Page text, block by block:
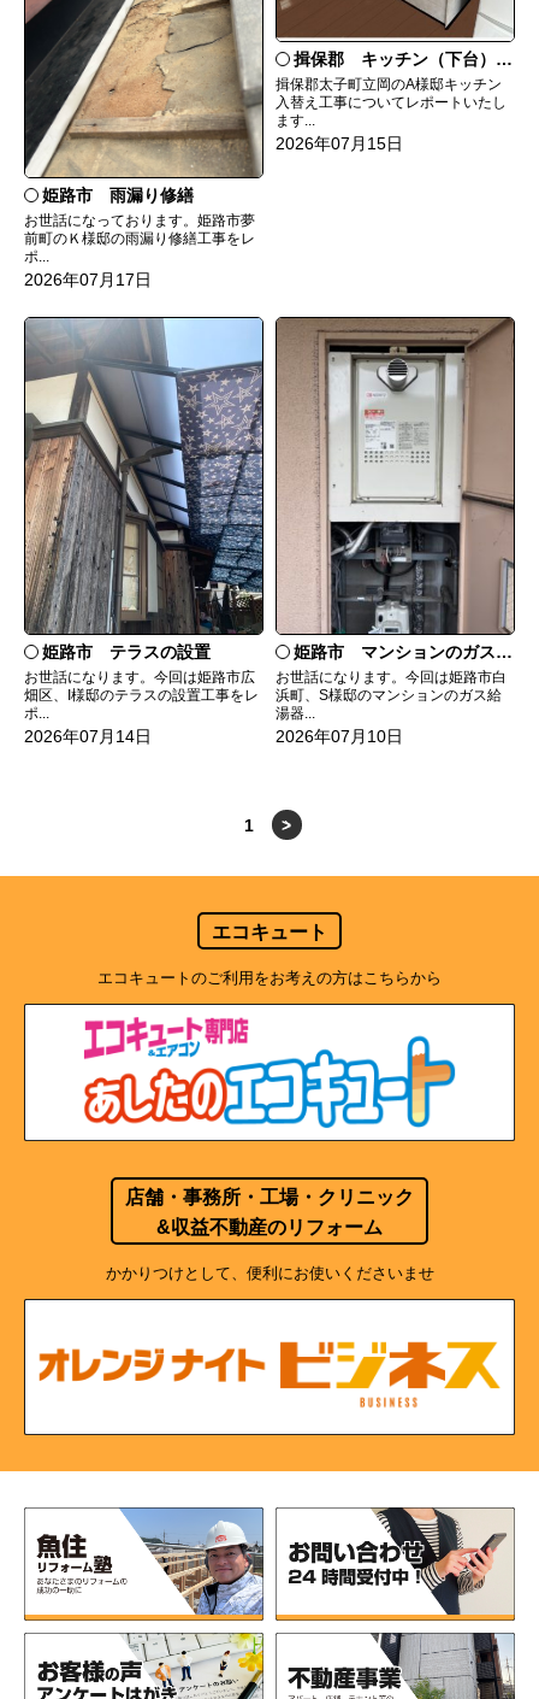
姫路市 雨漏り修繕
お世話になっております。姫路市夢
前町のＫ様邸の雨漏り修繕工事をレ
ポ...
2026年07月17日
揖保郡 キッチン（下台）交換
揖保郡太子町立岡のA様邸キッチン
入替え工事についてレポートいたし
ます...
2026年07月15日
姫路市 テラスの設置
お世話になります。今回は姫路市広
畑区、I様邸のテラスの設置工事をレ
ポ...
2026年07月14日
姫路市 マンションのガス給湯器の交換
お世話になります。今回は姫路市白
浜町、S様邸のマンションのガス給
湯器...
2026年07月10日
1 >
エコキュート
エコキュートのご利用をお考えの方はこちらから
店舗・事務所・工場・クリニック
&収益不動産のリフォーム
かかりつけとして、便利にお使いくださいませ